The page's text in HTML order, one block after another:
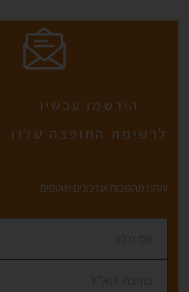
הירשמו עכשיו
לרשימת התופצה שלנו
ותהנו מהטבות ועדכונים שוטפים